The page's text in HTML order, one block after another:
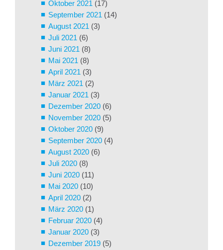
Oktober 2021 (17)
September 2021 (14)
August 2021 (3)
Juli 2021 (6)
Juni 2021 (8)
Mai 2021 (8)
April 2021 (3)
März 2021 (2)
Januar 2021 (3)
Dezember 2020 (6)
November 2020 (5)
Oktober 2020 (9)
September 2020 (4)
August 2020 (6)
Juli 2020 (8)
Juni 2020 (11)
Mai 2020 (10)
April 2020 (2)
März 2020 (1)
Februar 2020 (4)
Januar 2020 (3)
Dezember 2019 (5)